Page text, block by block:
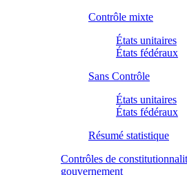
Contrôle mixte
États unitaires
États fédéraux
Sans Contrôle
États unitaires
États fédéraux
Résumé statistique
Contrôles de
gouvernement